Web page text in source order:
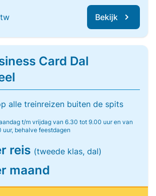
Bekijk
Card Dal
alle treinreizen buiten de spits
t/m vrijdag van 6.30 tot 9.00 uur en van
uur, behalve feestdagen
reis (tweede klas, dal)
maand